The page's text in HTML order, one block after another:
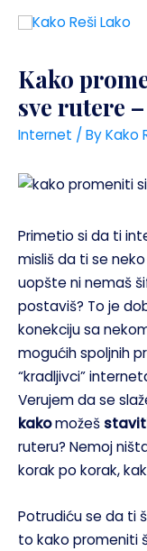
Kako
sve rutere
Internet / ByKako
Primetio si da ti
misliš da ti se
uopšte ni nemaš
postaviš? To je
konekciju sa
mogućih spoljnih
“kradljivci”
Verujem da se
kakomožeš
ruteru? Nemoj
korak po korak,
Potrudiću se da ti
to kako promeniti